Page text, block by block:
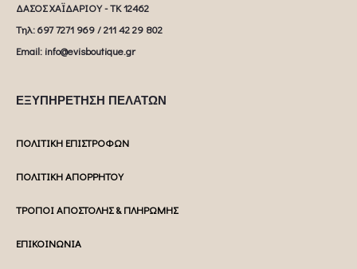
ΔΑΣΟΣ ΧΑΪΔΑΡΙΟΥ - ΤΚ 12462
Tηλ: 697 7271 969 / 211 42 29 802
Email: info@evisboutique.gr
ΕΞΥΠΗΡΕΤΗΣΗ ΠΕΛΑΤΩΝ
ΠΟΛΙΤΙΚΗ ΕΠΙΣΤΡΟΦΩΝ
ΠΟΛΙΤΙΚΗ ΑΠΟΡΡΗΤΟΥ
ΤΡΟΠΟΙ ΑΠΟΣΤΟΛΗΣ & ΠΛΗΡΩΜΗΣ
ΕΠΙΚΟΙΝΩΝΙΑ